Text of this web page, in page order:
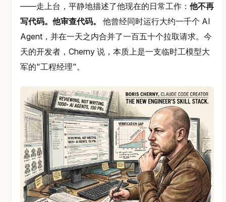
——走上台，平静地描述了他现在的日常工作： 他不再
写代码。他审查代码。
他曾经同时运行大约一千个 AI
Agent，并在一天之内合并了一百五十个拉取请求。今
天的开发者，Cherny 说，本质上是一支临时工模型大
军的"工程经理"。